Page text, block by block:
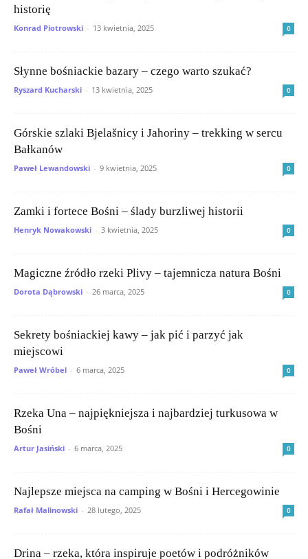
historię
Konrad Piotrowski - 13 kwietnia, 2025 0
Słynne bośniackie bazary – czego warto szukać?
Ryszard Kucharski - 13 kwietnia, 2025 0
Górskie szlaki Bjelašnicy i Jahoriny – trekking w sercu
Bałkanów
Paweł Lewandowski - 9 kwietnia, 2025 0
Zamki i fortece Bośni – ślady burzliwej historii
Henryk Nowakowski - 3 kwietnia, 2025 0
Magiczne źródło rzeki Plivy – tajemnicza natura Bośni
Dorota Dąbrowski - 26 marca, 2025 0
Sekrety bośniackiej kawy – jak pić i parzyć jak
miejscowi
Paweł Wróbel - 6 marca, 2025 0
Rzeka Una – najpiękniejsza i najbardziej turkusowa w
Bośni
Artur Jasiński - 6 marca, 2025 0
Najlepsze miejsca na camping w Bośni i Hercegowinie
Rafał Malinowski - 28 lutego, 2025 0
Drina – rzeka, która inspiruje poetów i podróżników